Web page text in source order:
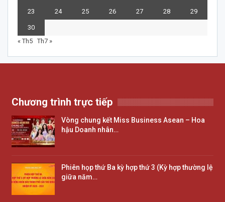
23 24 25 26 27 28 29
30
« Th5 Th7 »
Chương trình trực tiếp
Vòng chung kết Miss Business Asean – Hoa
hậu Doanh nhân…
Phiên họp thứ Ba kỳ hợp thứ 3 (Kỳ hợp thường lệ
giữa năm…